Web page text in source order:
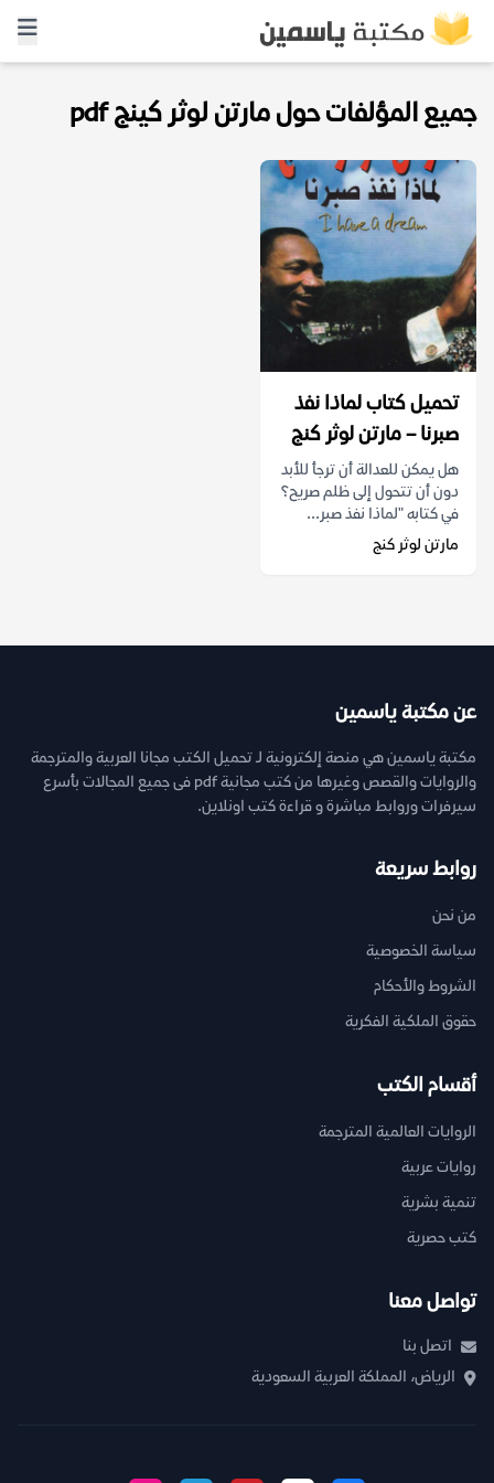
جميع المؤلفات حول مارتن لوثر كينج pdf
تحميل كتاب لماذا نفذ
صبرنا – مارتن لوثر كنج
هل يمكن للعدالة أن ترجأ للأبد
دون أن تتحول إلى ظلم صريح؟
في كتابه "لماذا نفذ صبر...
مارتن لوثر كنج
عن مكتبة ياسمين
مكتبة ياسمين هي منصة إلكترونية لـ تحميل الكتب مجانا العربية والمترجمة
والروايات والقصص وغيرها من كتب مجانية pdf فى جميع المجالات بأسرع
سيرفرات وروابط مباشرة و قراءة كتب اونلاين.
روابط سريعة
من نحن
سياسة الخصوصية
الشروط والأحكام
حقوق الملكية الفكرية
أقسام الكتب
الروايات العالمية المترجمة
روايات عربية
تنمية بشرية
كتب حصرية
تواصل معنا
اتصل بنا
الرياض، المملكة العربية السعودية